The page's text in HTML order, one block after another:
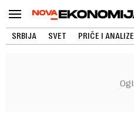
SRBIJA SVET PRIČE I ANALIZE